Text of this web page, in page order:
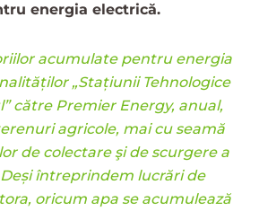
energia electrică.
acumulate pentru energia
„Stațiunii Tehnologice
către Premier Energy, anual,
agricole, mai cu seamă
de colectare şi de scurgere a
întreprindem lucrări de
oricum apa se acumulează